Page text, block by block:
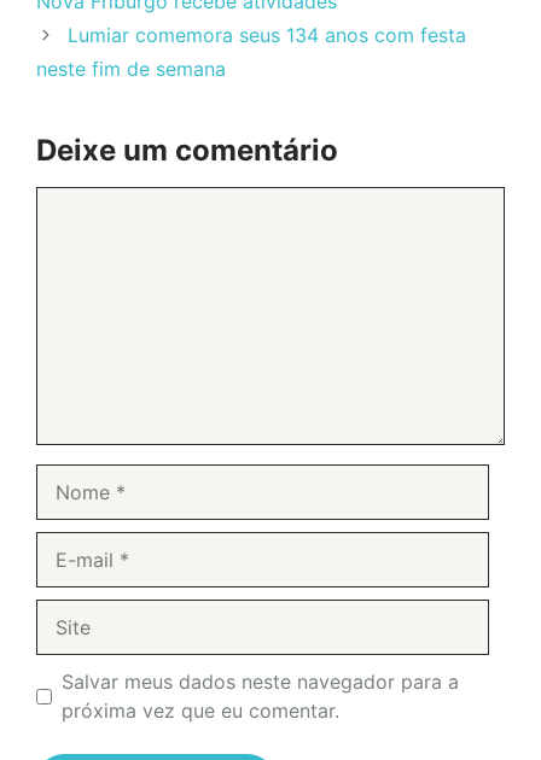
Lumiar comemora seus 134 anos com festa
neste fim de semana
Deixe um comentário
mail
Salvar meus dados neste navegador para a
próxima vez que eu comentar.